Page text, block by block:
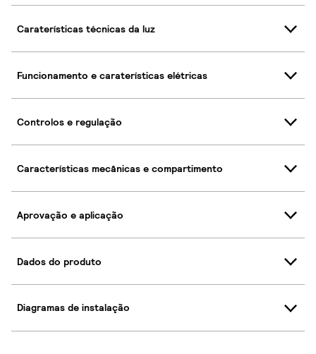
Caraterísticas técnicas da luz
Funcionamento e caraterísticas elétricas
Controlos e regulação
Características mecânicas e compartimento
Aprovação e aplicação
Dados do produto
Diagramas de instalação